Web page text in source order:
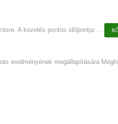
A kezelés pontos időpontja:…
eredményének megállapítására